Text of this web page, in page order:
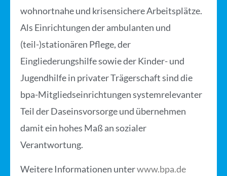
wohnortnahe und krisensichere Arbeitsplätze.
Als Einrichtungen der ambulanten und
(teil-)stationären Pflege, der
Eingliederungshilfe sowie der Kinder- und
Jugendhilfe in privater Trägerschaft sind die
bpa-Mitgliedseinrichtungen systemrelevanter
Teil der Daseinsvorsorge und übernehmen
damit ein hohes Maß an sozialer
Verantwortung.
Weitere Informationen unterwww.bpa.de